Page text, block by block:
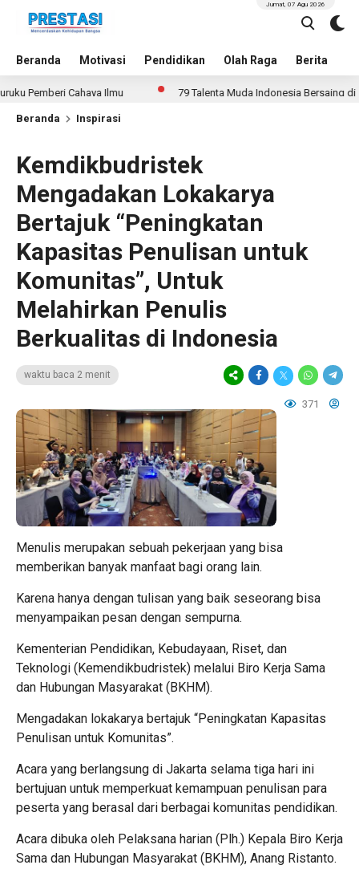
Beranda Motivasi Pendidikan Olah Raga Berita
Jumat, 07 Agu 2026
Cahaya Ilmu 79 Talenta Muda Indonesia Bersaing di 14
Beranda Inspirasi
Kemdikbudristek
Mengadakan Lokakarya
Bertajuk “Peningkatan
Kapasitas Penulisan untuk
Komunitas”, Untuk
Melahirkan Penulis
Berkualitas di Indonesia
waktu baca 2 menit
371
Menulis merupakan sebuah pekerjaan yang bisa
memberikan banyak manfaat bagi orang lain.
Karena hanya dengan tulisan yang baik seseorang bisa
menyampaikan pesan dengan sempurna.
Kementerian Pendidikan, Kebudayaan, Riset, dan
Teknologi (Kemendikbudristek) melalui Biro Kerja Sama
dan Hubungan Masyarakat (BKHM).
Mengadakan lokakarya bertajuk “Peningkatan Kapasitas
Penulisan untuk Komunitas”.
Acara yang berlangsung di Jakarta selama tiga hari ini
bertujuan untuk memperkuat kemampuan penulisan para
peserta yang berasal dari berbagai komunitas pendidikan.
Acara dibuka oleh Pelaksana harian (Plh.) Kepala Biro Kerja
Sama dan Hubungan Masyarakat (BKHM), Anang Ristanto.